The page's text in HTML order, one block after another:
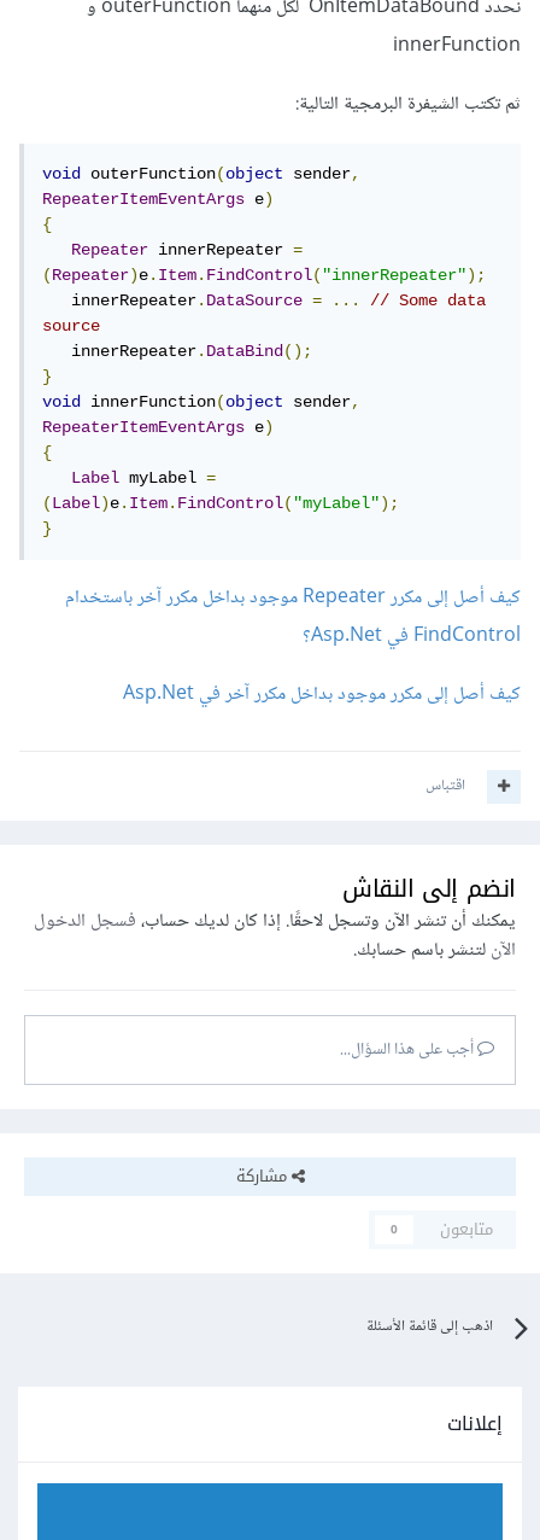
نحدد OnItemDataBound لكل منهما outerFunction و
innerFunction
ثم تكتب الشيفرة البرمجية التالية:
void outerFunction(object sender,
RepeaterItemEventArgs e)
{
Repeater innerRepeater =
(Repeater)e.Item.FindControl("innerRepeater");
   innerRepeater
.DataSource = ...
// Some data
source
   innerRepeater
.DataBind();
}
void innerFunction(object sender,
RepeaterItemEventArgs e)
{
Label myLabel =
(Label)e.Item.FindControl("myLabel");
}
كيف أصل إلى مكرر Repeater موجود بداخل مكرر آخر باستخدام
FindControl في Asp.Net؟
كيف أصل إلى مكرر موجود بداخل مكرر آخر في Asp.Net
اقتباس
انضم إلى النقاش
يمكنك أن تنشر الآن وتسجل لاحقًا. إذا كان لديك حساب،فسجل الدخول
الآنلتنشر باسم حسابك.
أجب على هذا السؤال...
مشاركة
متابعون
0
اذهب إلى قائمة الأسئلة
إعلانات